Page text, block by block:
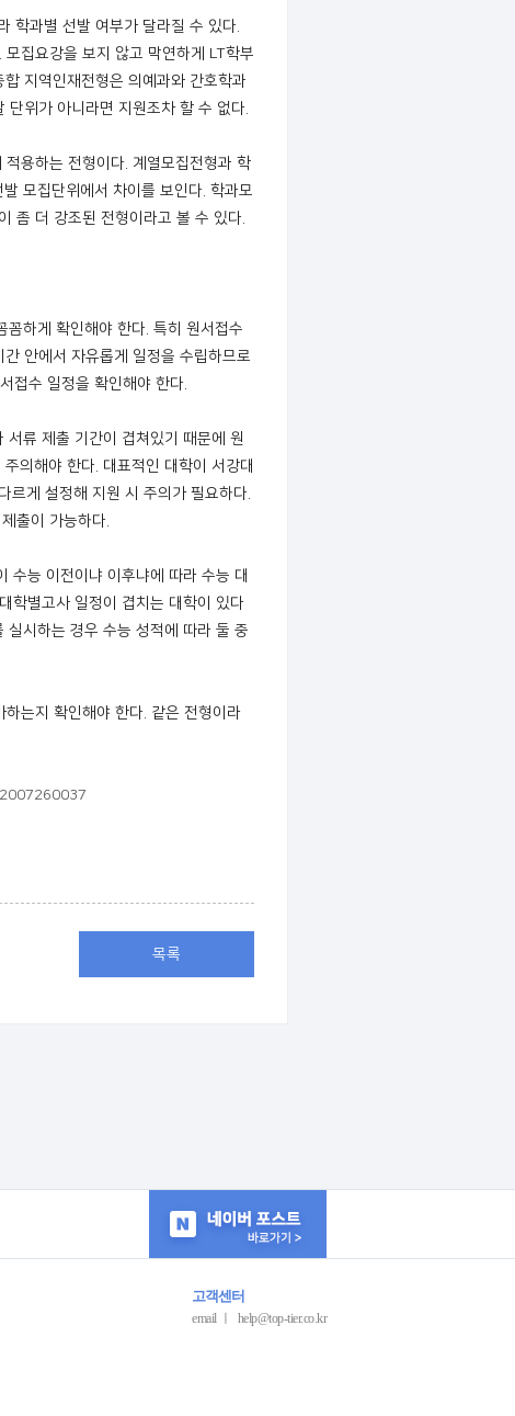
학과별 선발 여부가 달라질 수 있다.
집요강을 보지 않고 막연하게 LT학부
지역인재전형은 의예과와 간호학과
위가 아니라면 지원조차 할 수 없다.
용하는 전형이다. 계열모집전형과 학
모집단위에서 차이를 보인다. 학과모
좀 더 강조된 전형이라고 볼 수 있다.
하게 확인해야 한다. 특히 원서접수
안에서 자유롭게 일정을 수립하므로
접수 일정을 확인해야 한다.
류 제출 기간이 겹쳐있기 때문에 원
의해야 한다. 대표적인 대학이 서강대
르게 설정해 지원 시 주의가 필요하다.
출이 가능하다.
수능 이전이냐 이후냐에 따라 수능 대
학별고사 일정이 겹치는 대학이 있다
실시하는 경우 수능 성적에 따라 둘 중
는지 확인해야 한다. 같은 전형이라
목록
고객센터
email ㅣ help@top-tier.co.kr